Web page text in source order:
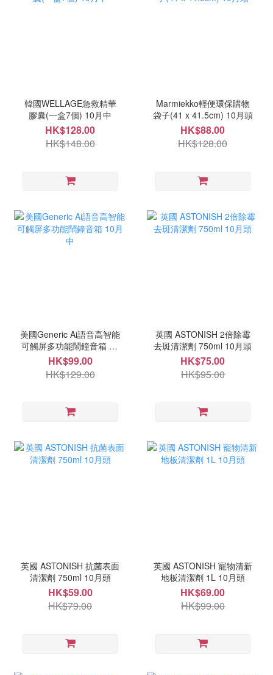
韓國WELLAGE急救精華
膠囊(一盒7個) 10月中
HK$128.00
HK$148.00
Marmiekko輕便環保購物
袋子(41 x 41.5cm) 10月頭
HK$88.00
HK$128.00
美國Generic Ai語音高智能
可觸屏多功能鬧鐘音箱 10
月中
HK$99.00
HK$129.00
英國 ASTONISH 2倍除霉
去斑清潔劑 750ml 10月頭
HK$75.00
HK$95.00
英國 ASTONISH 抗菌表面
清潔劑 750ml 10月頭
HK$59.00
HK$79.00
英國 ASTONISH 寵物清新
地板清潔劑 1L 10月頭
HK$69.00
HK$99.00